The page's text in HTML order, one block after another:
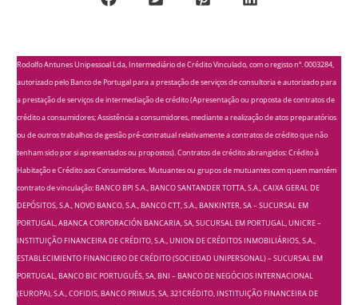
Rodolfo Antunes Unipessoal Lda, Intermediário de Crédito Vinculado, com o registo nº. 0003284,
autorizado pelo Banco de Portugal para a prestação de serviços de consultoria e autorizado para
a prestação de serviços de intermediação de crédito (Apresentação ou proposta de contratos de
crédito a consumidores; Assistência a consumidores, mediante a realização de atos preparatórios
ou de outros trabalhos de gestão pré-contratual relativamente a contratos de crédito que não
tenham sido por si apresentados ou propostos). Contratos de crédito abrangidos: Crédito à
Habitação e Crédito aos Consumidores. Mutuantes ou grupos de mutuantes com quem mantém
contrato de vinculação: BANCO BPI S.A., BANCO SANTANDER TOTTA, S.A., CAIXA GERAL DE
DEPÓSITOS, S.A., NOVO BANCO, S.A., BANCO CTT, S.A., BANKINTER, SA – SUCURSAL EM
PORTUGAL, ABANCA CORPORACIÓN BANCARIA, SA, SUCURSAL EM PORTUGAL, UNICRE –
INSTITUIÇÃO FINANCEIRA DE CRÉDITO, S.A., UNION DE CRÉDITOS INMOBILIÁRIOS, S.A.,
ESTABLECIMIENTO FINANCIERO DE CRÉDITO (SOCIEDAD UNIPERSONAL) – SUCURSAL EM
PORTUGAL, BANCO BIC PORTUGUÊS, SA, BNI – BANCO DE NEGÓCIOS INTERNACIONAL
(EUROPA), S.A., COFIDIS, BANCO PRIMUS, SA, 321CRÉDITO, INSTITUIÇÃO FINANCEIRA DE